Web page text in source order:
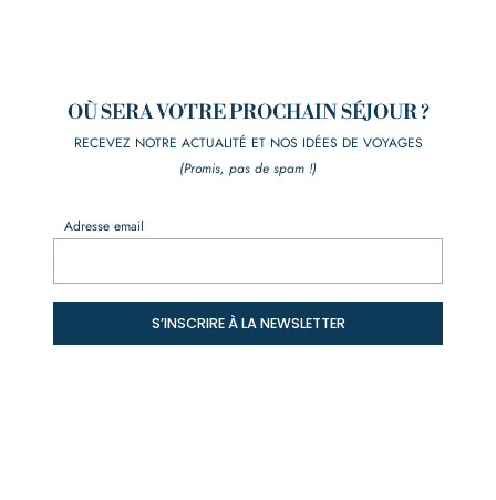
OÙ SERA VOTRE PROCHAIN SÉJOUR ?
RECEVEZ NOTRE ACTUALITÉ ET NOS IDÉES DE VOYAGES
(Promis, pas de spam !)
Adresse email
S’INSCRIRE À LA NEWSLETTER